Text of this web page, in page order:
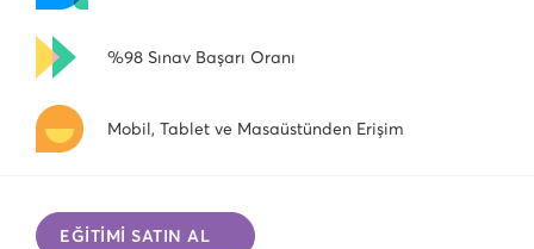
%98 Sınav Başarı Oranı
Mobil, Tablet ve Masaüstünden Erişim
EĞİTİMİ SATIN AL